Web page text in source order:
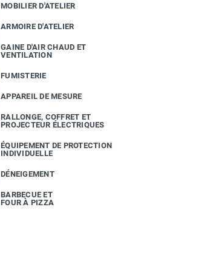
MOBILIER D'ATELIER
ARMOIRE D'ATELIER
GAINE D'AIR CHAUD ET
VENTILATION
FUMISTERIE
APPAREIL DE MESURE
RALLONGE, COFFRET ET
PROJECTEUR ÉLECTRIQUES
ÉQUIPEMENT DE PROTECTION
INDIVIDUELLE
DÉNEIGEMENT
BARBECUE ET
FOUR À PIZZA